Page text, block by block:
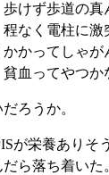
けず歩道の
なく電柱に
かってしゃ
血ってやつか
ろうか。
が栄養ありそ
ら落ち着いた